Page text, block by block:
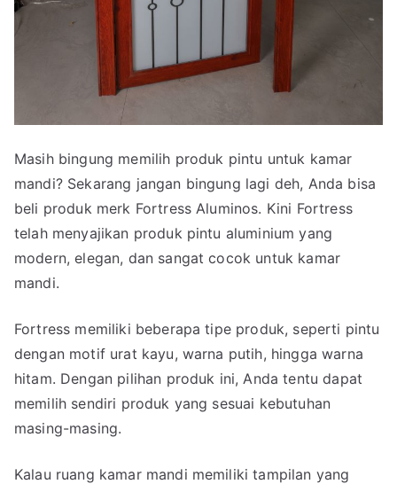
Masih bingung memilih produk pintu untuk kamar
mandi? Sekarang jangan bingung lagi deh, Anda bisa
beli produk merk Fortress Aluminos. Kini Fortress
telah menyajikan produk pintu aluminium yang
modern, elegan, dan sangat cocok untuk kamar
mandi.
Fortress memiliki beberapa tipe produk, seperti pintu
dengan motif urat kayu, warna putih, hingga warna
hitam. Dengan pilihan produk ini, Anda tentu dapat
memilih sendiri produk yang sesuai kebutuhan
masing-masing.
Kalau ruang kamar mandi memiliki tampilan yang